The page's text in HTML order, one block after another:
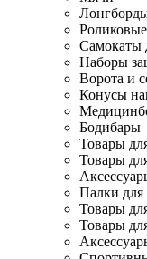
Самокаты
Наборы
Ворота и
Конусы
Бодибары
Товары
Товары
Палки для
Товары
Товары